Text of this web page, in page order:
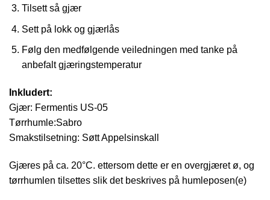
Tilsett så gjær
Sett på lokk og gjærlås
Følg den medfølgende veiledningen med tanke på
anbefalt gjæringstemperatur
Inkludert:
Gjær: Fermentis US-05
Tørrhumle:Sabro
Smakstilsetning: Søtt Appelsinskall
Gjæres på ca. 20°C. ettersom dette er en overgjæret ø, og
tørrhumlen tilsettes slik det beskrives på humleposen(e)